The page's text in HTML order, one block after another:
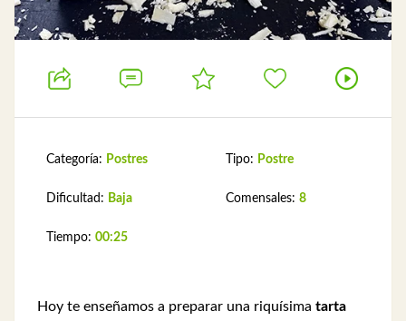
Categoría: Postres
Dificultad: Baja
Tiempo: 00:25
Tipo: Postre
Comensales: 8
Hoy te enseñamos a preparar una riquísima tarta